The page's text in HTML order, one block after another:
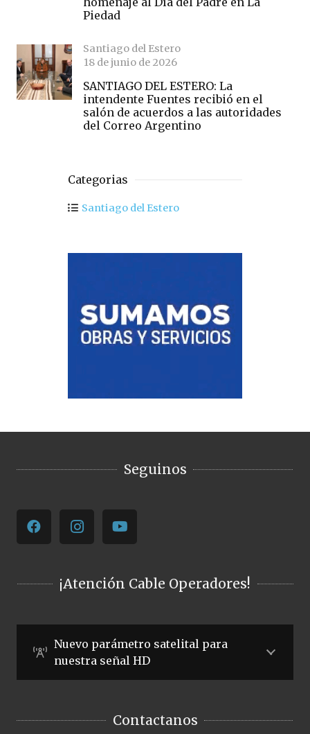
Piedad
Santiago del Estero
18 de junio de 2026
SANTIAGO DEL ESTERO: La
intendente Fuentes recibió en el
salón de acuerdos a las autoridades
del Correo Argentino
Categorias
Santiago del Estero
Seguinos
¡Atención Cable Operadores!
Nuevo parámetro satelital para
nuestra señal HD
Contactanos